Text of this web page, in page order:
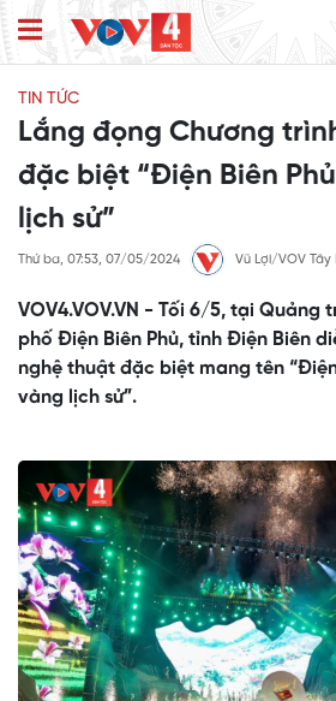
TIN TỨC
Lắng đọng Chương
đặc biệt “Điện Biên
lịch sử”
Thứ ba, 07:53, 07/05/2024 Vũ Lợi/VOV Tây
VOV4.VOV.VN - Tối 6/5, tại Quảng
phố Điện Biên Phủ, tỉnh Điện Biên
nghệ thuật đặc biệt mang tên
vàng lịch sử”.